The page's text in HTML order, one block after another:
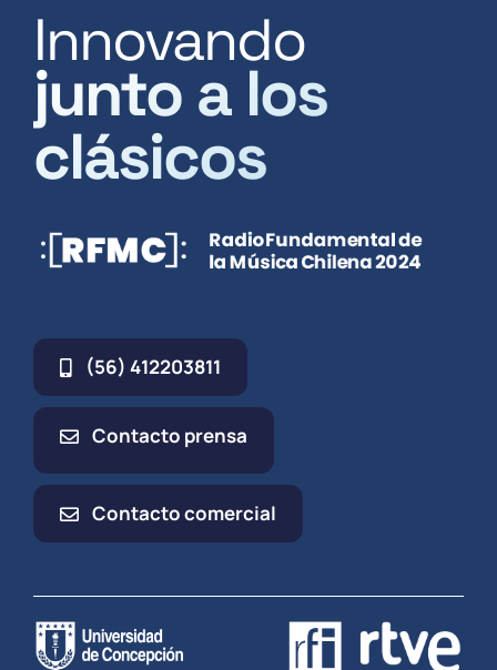
Innovando
junto a los
clásicos
(56) 412203811
Contacto prensa
Contacto comercial